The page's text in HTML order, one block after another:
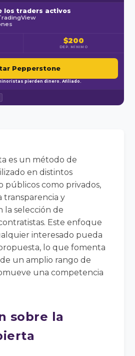
los traders activos
$200
DEP. MÍNIMO
Pepperstone
pierden dinero. Afiliado.
es un método de
en distintos
públicos como privados,
transparencia y
la selección de
Este enfoque
interesado pueda
lo que fomenta
un amplio rango de
una competencia
sobre la